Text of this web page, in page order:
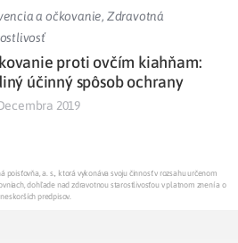
a očkovanie, Zdravotná
proti ovčím kiahňam:
účinný spôsob ochrany
2019
a. s., ktorá vykonáva svoju činnosť v rozsahu určenom
dohľade nad zdravotnou starostlivosťou v platnom znení a o
predpisov.